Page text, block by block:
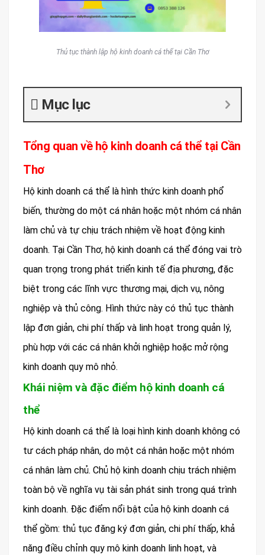
Thủ tục thành lập hộ kinh doanh cá thể tại Cần Thơ
Mục lục
Tổng quan về hộ kinh doanh cá thể tại Cần
Thơ
Hộ kinh doanh cá thể là hình thức kinh doanh phổ
biến, thường do một cá nhân hoặc một nhóm cá nhân
làm chủ và tự chịu trách nhiệm về hoạt động kinh
doanh. Tại Cần Thơ, hộ kinh doanh cá thể đóng vai trò
quan trọng trong phát triển kinh tế địa phương, đặc
biệt trong các lĩnh vực thương mại, dịch vụ, nông
nghiệp và thủ công. Hình thức này có thủ tục thành
lập đơn giản, chi phí thấp và linh hoạt trong quản lý,
phù hợp với các cá nhân khởi nghiệp hoặc mở rộng
kinh doanh quy mô nhỏ.
Khái niệm và đặc điểm hộ kinh doanh cá
thể
Hộ kinh doanh cá thể là loại hình kinh doanh không có
tư cách pháp nhân, do một cá nhân hoặc một nhóm
cá nhân làm chủ. Chủ hộ kinh doanh chịu trách nhiệm
toàn bộ về nghĩa vụ tài sản phát sinh trong quá trình
kinh doanh. Đặc điểm nổi bật của hộ kinh doanh cá
thể gồm: thủ tục đăng ký đơn giản, chi phí thấp, khả
năng điều chỉnh quy mô kinh doanh linh hoạt, và